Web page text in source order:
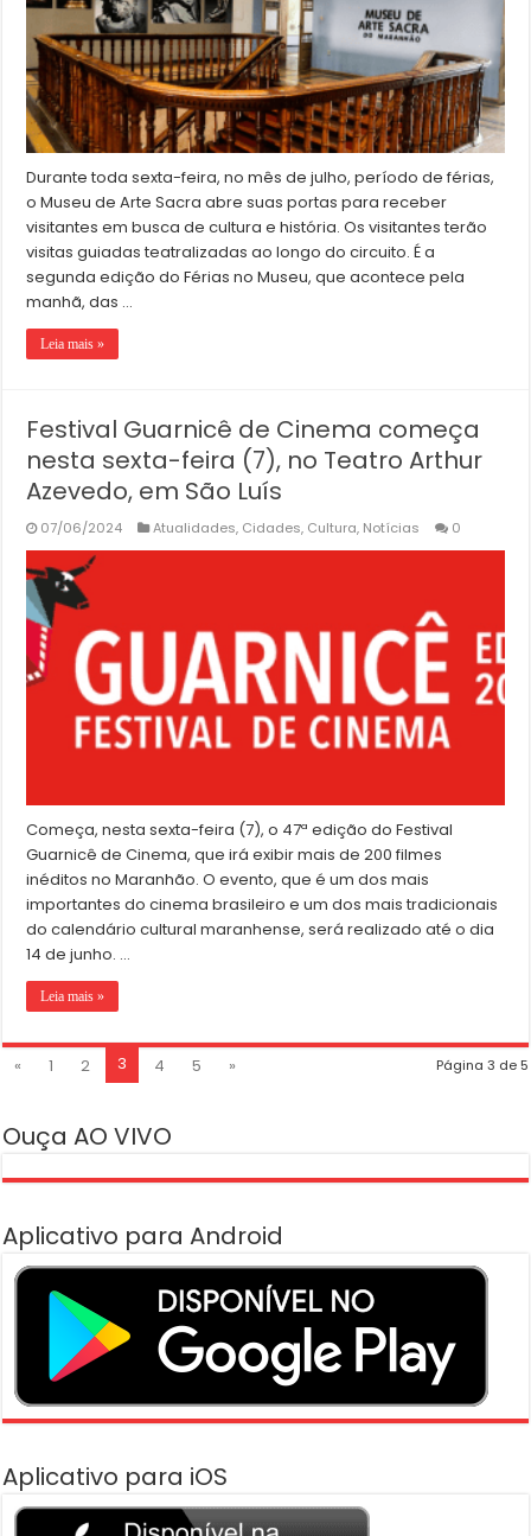
Durante toda sexta-feira, no mês de julho, período de férias,
o Museu de Arte Sacra abre suas portas para receber
visitantes em busca de cultura e história. Os visitantes terão
visitas guiadas teatralizadas ao longo do circuito. É a
segunda edição do Férias no Museu, que acontece pela
manhã, das …
Leia mais »
Festival Guarnicê de Cinema começa
nesta sexta-feira (7), no Teatro Arthur
Azevedo, em São Luís
07/06/2024 Atualidades, Cidades, Cultura, Notícias 0
Começa, nesta sexta-feira (7), o 47ª edição do Festival
Guarnicê de Cinema, que irá exibir mais de 200 filmes
inéditos no Maranhão. O evento, que é um dos mais
importantes do cinema brasileiro e um dos mais tradicionais
do calendário cultural maranhense, será realizado até o dia
14 de junho. …
Leia mais »
Página 3 de 5
« 1 2 3 4 5 »
Ouça AO VIVO
Aplicativo para Android
Aplicativo para iOS